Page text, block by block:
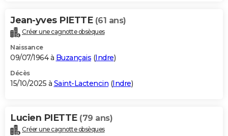
Jean-yves PIETTE (61 ans)
Créer une cagnotte obsèques
Naissance
09/07/1964 à Buzançais (Indre)
Décès
15/10/2025 à Saint-Lactencin (Indre)
Lucien PIETTE (79 ans)
Créer une cagnotte obsèques